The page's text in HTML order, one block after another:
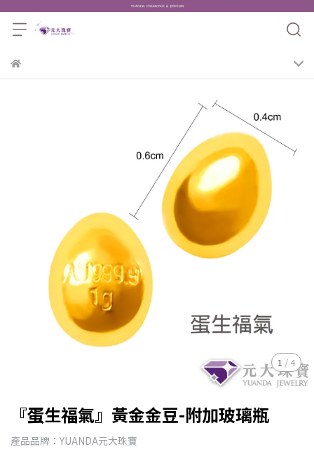
1 / 4
『蛋生福氣』黃金金豆-附加玻璃瓶
產品品牌：YUANDA元大珠寶